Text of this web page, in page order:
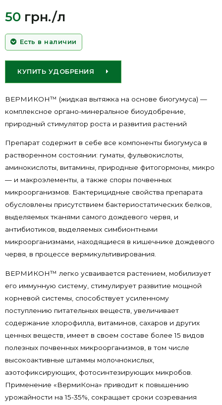
50 грн./л
Есть в наличии
КУПИТЬ УДОБРЕНИЯ
ВЕРМИКОН™ (жидкая вытяжка на основе биогумуса) —
комплексное органо-минеральное биоудобрение,
природный стимулятор роста и развития растений
Препарат содержит в себе все компоненты биогумуса в
растворенном состоянии: гуматы, фульвокислоты,
аминокислоты, витамины, природные фитогормоны, микро
— и макроэлементы, а также споры почвенных
микроорганизмов. Бактерицидные свойства препарата
обусловлены присутствием бактериостатических белков,
выделяемых тканями самого дождевого червя, и
антибиотиков, выделяемых симбионтными
микроорганизмами, находящиеся в кишечнике дождевого
червя, в процессе вермикультивирования.
ВЕРМИКОН™ легко усваивается растением, мобилизует
его иммунную систему, стимулирует развитие мощной
корневой системы, способствует усиленному
поступлению питательных веществ, увеличивает
содержание хлорофилла, витаминов, сахаров и других
ценных веществ, имеет в своем составе более 15 видов
полезных почвенных микроорганизмов, в том числе
высокоактивные штаммы молочнокислых,
азотофиксирующих, фотосинтезирующих микробов.
Применение «ВермиКона» приводит к повышению
урожайности на 15-35%, сокращает сроки созревания